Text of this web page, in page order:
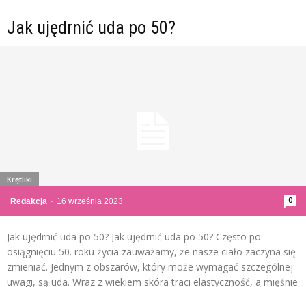
Jak ujędrnić uda po 50?
Redakcja - 16 września 2023 0
Krętliki
Jak ujędrnić uda po 50? Jak ujędrnić uda po 50? Często po
osiągnięciu 50. roku życia zauważamy, że nasze ciało zaczyna się
zmieniać. Jednym z obszarów, który może wymagać szczególnej
uwagi, są uda. Wraz z wiekiem skóra traci elastyczność, a mięśnie